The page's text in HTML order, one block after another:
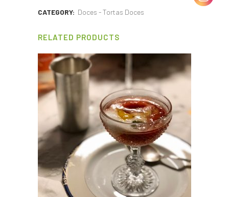
CATEGORY: Doces - Tortas Doces
RELATED PRODUCTS